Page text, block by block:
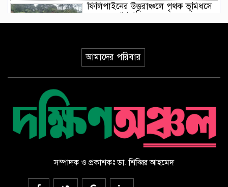
ফিলিপাইনের উত্তরাঞ্চলে পৃথক ভূমিধসে
৪ জনের প্রাণহানি
ইয়েমেনে হুথিদের ড্রোন হামলা,
ভূপাতিতের দাবি সরকারি বাহিনীর
করলেন জাপানি চিকিৎসকরা, ভিডিও
ভাইরাল
সৌদি আরবে হুথিদের হামলায় ১১
বেসামরিক নাগরিক আহত
আমাদের পরিবার
সম্পাদক ও প্রকাশকঃ ডা. শিব্বির আহমেদ